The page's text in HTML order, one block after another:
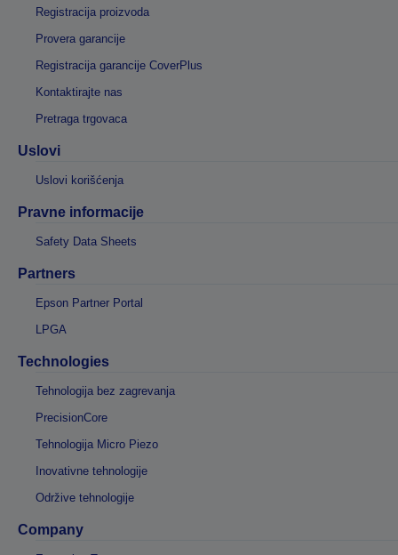
Registracija proizvoda
Provera garancije
Registracija garancije CoverPlus
Kontaktirajte nas
Pretraga trgovaca
Uslovi
Uslovi korišćenja
Pravne informacije
Safety Data Sheets
Partners
Epson Partner Portal
LPGA
Technologies
Tehnologija bez zagrevanja
PrecisionCore
Tehnologija Micro Piezo
Inovativne tehnologije
Održive tehnologije
Company